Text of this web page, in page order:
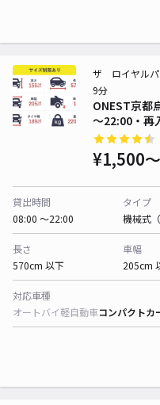
ONEST京都
～22:00・再
ザ ロイヤル
9分
¥1,500〜
貸出時間
08:00 〜22:00
タイプ
機械式（
長さ
570cm 以下
車幅
205cm
対応車種
オートバイ軽自動車コンパクトカ